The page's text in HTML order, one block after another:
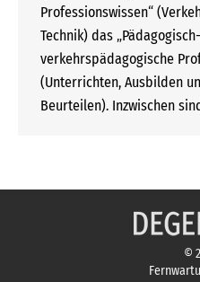
Professionswissen“
Technik) das
verkehrspädagogische
(Unterrichten, Ausbilden
Beurteilen). Inzwischen
©